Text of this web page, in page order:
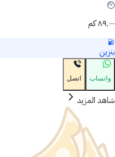
٨٩٬٠٠٠ كم
بنزين
واتساب اتصل
شاهد المزيد